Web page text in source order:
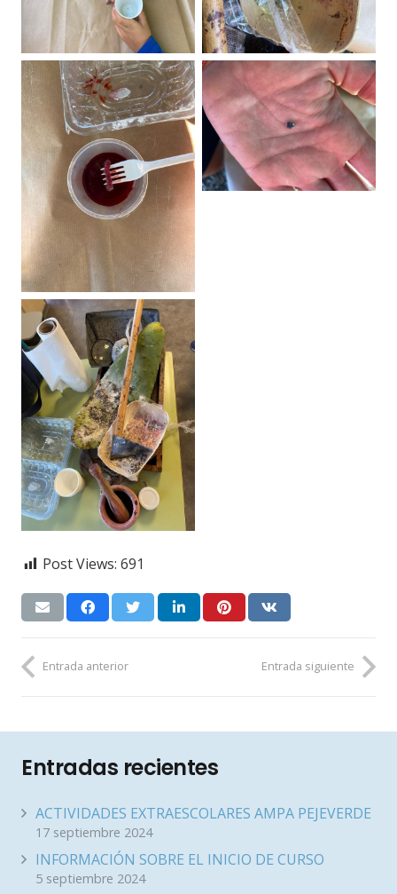
Post Views: 691
Entrada anterior Entrada siguiente
Entradas recientes
ACTIVIDADES EXTRAESCOLARES AMPA PEJEVERDE
17 septiembre 2024
INFORMACIÓN SOBRE EL INICIO DE CURSO
5 septiembre 2024